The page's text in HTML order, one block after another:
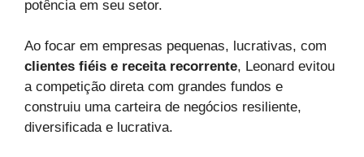
potência em seu setor.
Ao focar em empresas pequenas, lucrativas, com
clientes fiéis e receita recorrente, Leonard evitou
a competição direta com grandes fundos e
construiu uma carteira de negócios resiliente,
diversificada e lucrativa.